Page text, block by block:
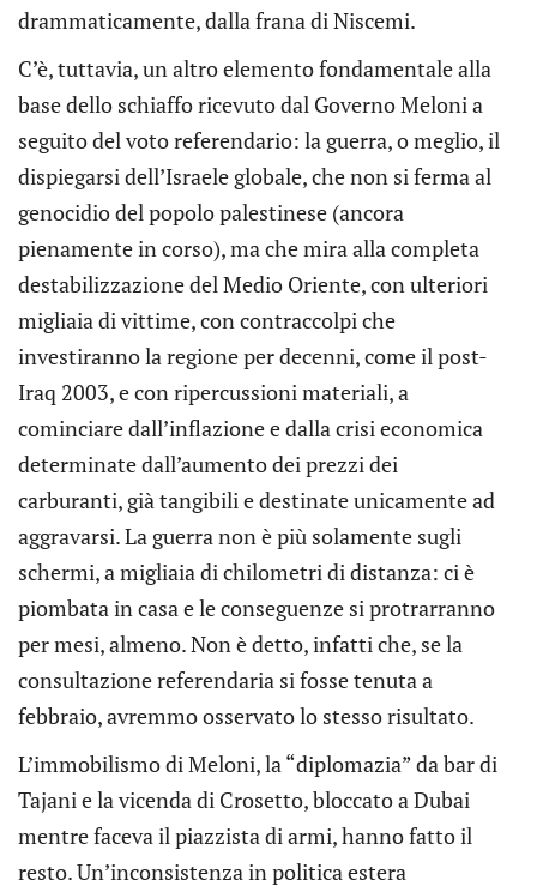
drammaticamente, dalla frana di Niscemi.
C’è, tuttavia, un altro elemento fondamentale alla
base dello schiaffo ricevuto dal Governo Meloni a
seguito del voto referendario: la guerra, o meglio, il
dispiegarsi dell’Israele globale, che non si ferma al
genocidio del popolo palestinese (ancora
pienamente in corso), ma che mira alla completa
destabilizzazione del Medio Oriente, con ulteriori
migliaia di vittime, con contraccolpi che
investiranno la regione per decenni, come il post-
Iraq 2003, e con ripercussioni materiali, a
cominciare dall’inflazione e dalla crisi economica
determinate dall’aumento dei prezzi dei
carburanti, già tangibili e destinate unicamente ad
aggravarsi. La guerra non è più solamente sugli
schermi, a migliaia di chilometri di distanza: ci è
piombata in casa e le conseguenze si protrarranno
per mesi, almeno. Non è detto, infatti che, se la
consultazione referendaria si fosse tenuta a
febbraio, avremmo osservato lo stesso risultato.
L’immobilismo di Meloni, la “diplomazia” da bar di
Tajani e la vicenda di Crosetto, bloccato a Dubai
mentre faceva il piazzista di armi, hanno fatto il
resto. Un’inconsistenza in politica estera